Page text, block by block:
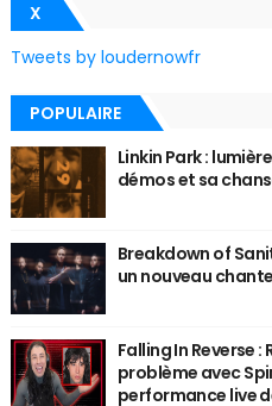
X
Tweets by loudernowfr
POPULAIRE
Linkin Park :
démos et sa
Breakdown of
un nouveau
Falling In Reverse
problème avec
performance live